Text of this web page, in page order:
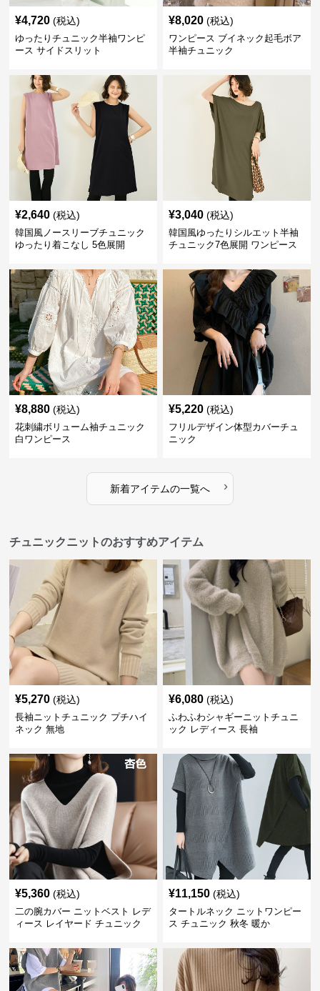
¥4,720 (税込)
ゆったりチュニック半袖ワンピ
ース サイドスリット
¥8,020 (税込)
ワンピース ブイネック起毛ボア
半袖チュニック
¥2,640 (税込)
韓国風ノースリーブチュニック
ゆったり着こなし 5色展開
¥3,040 (税込)
韓国風ゆったりシルエット半袖
チュニック7色展開 ワンピース
¥8,880 (税込)
花刺繍ボリューム袖チュニック
白ワンピース
¥5,220 (税込)
フリルデザイン体型カバーチュ
ニック
新着アイテムの一覧へ ›
チュニックニットのおすすめアイテム
¥5,270 (税込)
長袖ニットチュニック プチハイ
ネック 無地
¥6,080 (税込)
ふわふわシャギーニットチュニ
ック レディース 長袖
¥5,360 (税込)
二の腕カバー ニットベスト レデ
ィース レイヤード チュニック
¥11,150 (税込)
タートルネック ニットワンピー
ス チュニック 秋冬 暖か